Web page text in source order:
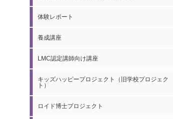
体験レポート
養成講座
LMC認定講師向け講座
キッズハッピープロジェクト（旧学校プロジェク
ト）
ロイド博士プロジェクト